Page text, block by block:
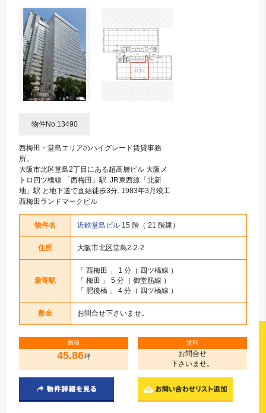
物件No.13490
西梅田・堂島エリアのハイグレード賃貸事務
所。
大阪市北区堂島2丁目にある超高層ビル 大阪メ
トロ四ツ橋線 「西梅田」駅. JR東西線「北新
地」駅 と地下道で直結徒歩3分. 1983年3月竣工
西梅田ランドマークビル
物件名 近鉄堂島ビル 15 階（ 21 階建）
住所 大阪市北区堂島2-2-2
最寄駅
「 西梅田
」 1 分（ 四ツ橋線 ）
「 梅田
」 5 分（ 御堂筋線 ）
「 肥後橋 」 4 分（ 四ツ橋線 ）
敷金 お問合せ下さいませ。
面積
45.86坪
賃料
お問合せ
下さいませ。